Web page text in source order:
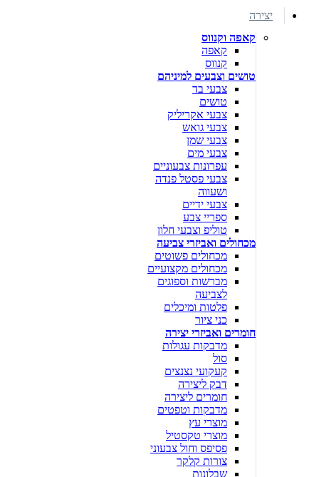
יצירה
קאפה וקנווס
קאפה
קנווס
טושים וצבעים למיניהם
צבעי בד
טושים
צבעי אקריליק
צבעי גואש
צבעי שמן
צבעי מים
עפרונות צבעוניים
צבעי פסטל פנדה
ושעווה
צבעי ידיים
ספריי צבע
טוליפ וצבעי חלון
מכחולים ואביזרי צביעה
מכחולים פשוטים
מכחולים מקצועיים
מברשות וספוגים
לצביעה
פלטות ומיכלים
כני ציור
חומרים ואביזרי יצירה
מדבקות עגולות
סול
קעקועי נצנצים
דבק ליצירה
חומרים ליצירה
מדבקות וטפטים
מוצרי עץ
מוצרי טקסטיל
פסיפס וחול צבעוני
צורות קלקר
שבלונות